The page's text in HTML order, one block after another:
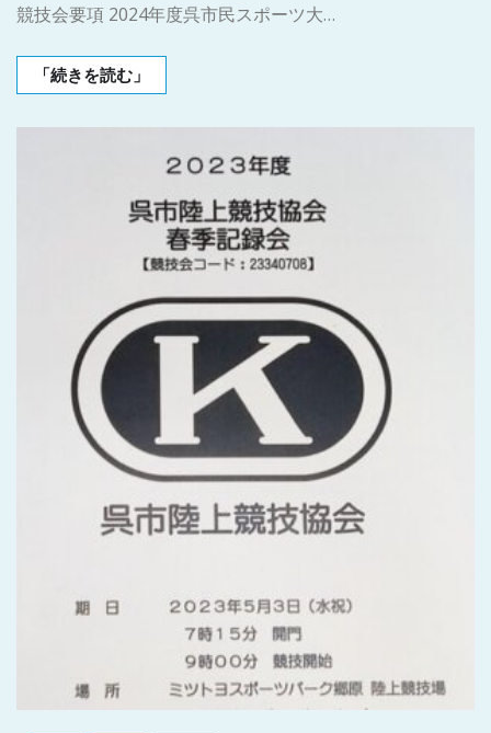
競技会要項 2024年度呉市民スポーツ大…
「続きを読む」